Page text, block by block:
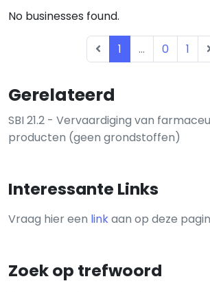
Gerelateerd
SBI 21.2 - Vervaardiging van
producten (geen grondstoffen)
Interessante Links
Vraag hier een linkaan op deze
Zoek op trefwoord
No businesses found.
1 ... 0 1